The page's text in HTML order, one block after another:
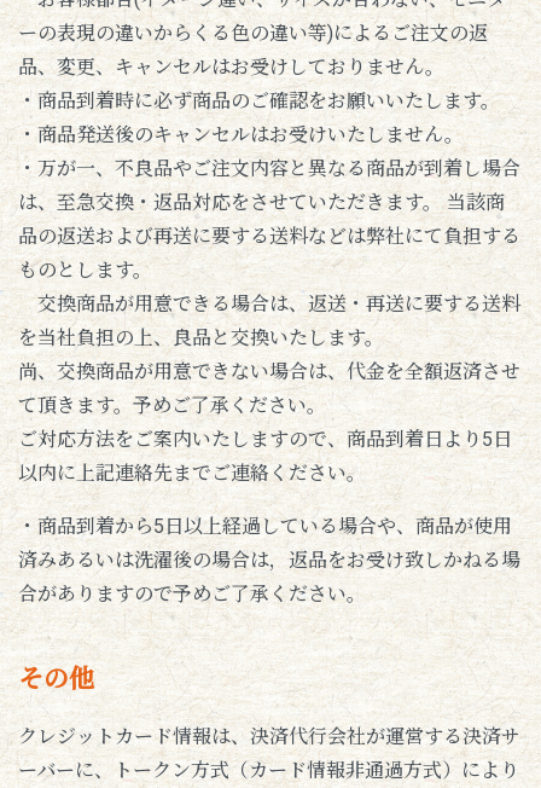
ーの表現の違いからくる色の違い等)によるご注文の返
品、変更、キャンセルはお受けしておりません。
・商品到着時に必ず商品のご確認をお願いいたします。
・商品発送後のキャンセルはお受けいたしません。
・万が一、不良品やご注文内容と異なる商品が到着し場合
は、至急交換・返品対応をさせていただきます。 当該商
品の返送および再送に要する送料などは弊社にて負担する
ものとします。
交換商品が用意できる場合は、返送・再送に要する送料
を当社負担の上、良品と交換いたします。
尚、交換商品が用意できない場合は、代金を全額返済させ
て頂きます。予めご了承ください。
ご対応方法をご案内いたしますので、商品到着日より5日
以内に上記連絡先までご連絡ください。
・商品到着から5日以上経過している場合や、商品が使用
済みあるいは洗濯後の場合は，返品をお受け致しかねる場
合がありますので予めご了承ください。
その他
クレジットカード情報は、決済代行会社が運営する決済サ
ーバーに、トークン方式（カード情報非通過方式）により